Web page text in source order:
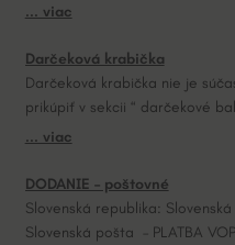
v
:
... viac
Darčeková krabička
Darčeková krabička nie je
prikúpiť v sekcii “ darčekové
... viac
DODANIE – poštovné
Slovenská republika:
Slovenská pošta – PLATBA